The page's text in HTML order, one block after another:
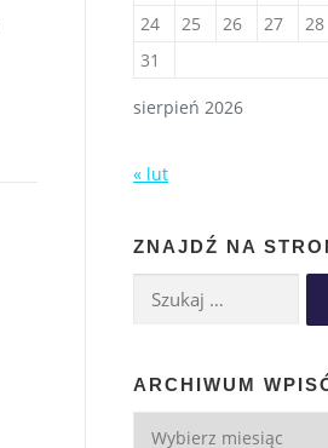
sierpień 2026
24
25 26 27 28
31
« lut
ZNAJDŹ NA
ARCHIWUM